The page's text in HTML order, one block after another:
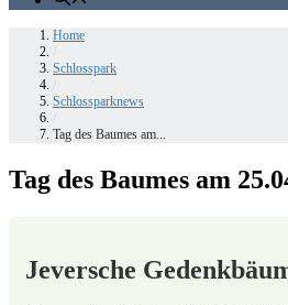
Home
Schlosspark
Schlossparknews
Tag des Baumes am...
Tag des Baumes am
Jeversche